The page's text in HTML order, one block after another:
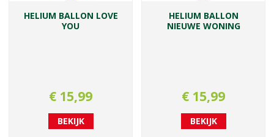
HELIUM BALLON LOVE
YOU
€ 15,99
BEKIJK
HELIUM BALLON
NIEUWE WONING
€ 15,99
BEKIJK